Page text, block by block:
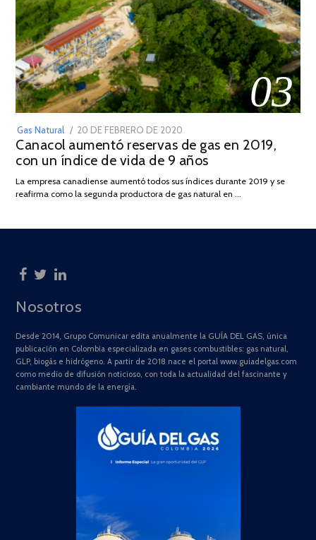
03
Gas Natural
POSTED
ON
20 DE FEBRERO DE 2020
DE
JULIO
2025
Canacol aumentó reservas de gas en 2019,
con un índice de vida de 9 años
La empresa canadiense aumentó todos sus índices durante 2019 y se
reafirma como la segunda productora de gas natural en …
Nosotros
Desde 2014, Grupo Comunicar edita anualmente la GUÍA DEL GAS, única
publicación en Colombia especializada en gases combustibles: gas natural,
GLP, biogás e hidrógeno. A partir de 2018 nace el portal www.guiadelgas.com
como medio de difusión noticioso, con toda la actualidad del fascinante y
cambiante mundo de la energía.